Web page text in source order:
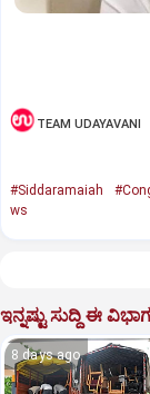
TEAM UDAYAVANI
#Siddaramaiah
ws
ಇನ್ನಷ್ಟು ಸುದ್ದಿ ಈ
8 days ago